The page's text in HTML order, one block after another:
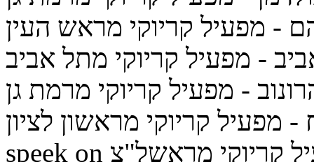
- מפעיל קריוקי מראש העין
- מפעיל קריוקי מתל אביב
- מפעיל קריוקי מרמת גן
- מפעיל קריוקי מראשון לציון
קריוקי מראשל"צ